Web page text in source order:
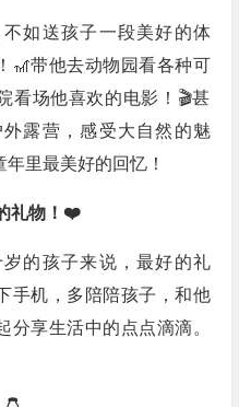
如送孩子一段美好的体
🎢带他去动物园看各种可
看场他喜欢的电影！🎬甚
露营，感受大自然的魅
里最美好的回忆！
礼物！❤️
的孩子来说，最好的礼
手机，多陪陪孩子，和他
分享生活中的点点滴滴。